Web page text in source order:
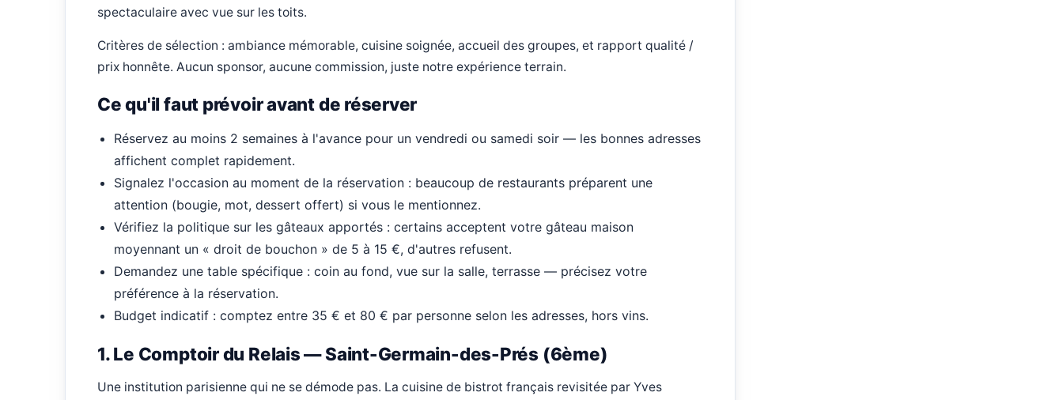
spectaculaire avec vue sur les toits.
Critères de sélection : ambiance mémorable, cuisine soignée, accueil des groupes, et rapport qualité /
prix honnête. Aucun sponsor, aucune commission, juste notre expérience terrain.
Ce qu'il faut prévoir avant de réserver
Réservez au moins 2 semaines à l'avance pour un vendredi ou samedi soir — les bonnes adresses
affichent complet rapidement.
Signalez l'occasion au moment de la réservation : beaucoup de restaurants préparent une
attention (bougie, mot, dessert offert) si vous le mentionnez.
Vérifiez la politique sur les gâteaux apportés : certains acceptent votre gâteau maison
moyennant un « droit de bouchon » de 5 à 15 €, d'autres refusent.
Demandez une table spécifique : coin au fond, vue sur la salle, terrasse — précisez votre
préférence à la réservation.
Budget indicatif : comptez entre 35 € et 80 € par personne selon les adresses, hors vins.
1. Le Comptoir du Relais — Saint-Germain-des-Prés (6ème)
Une institution parisienne qui ne se démode pas. La cuisine de bistrot français revisitée par Yves